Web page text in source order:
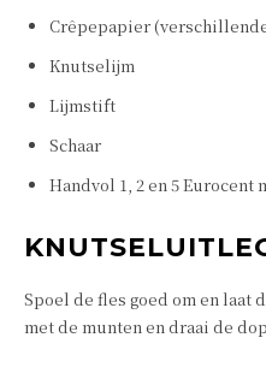
Crêpepapier
Knutselijm
Lijmstift
Schaar
Handvol 1, 2 en 5 Eurocent
Spoel de fles goed om en laat
met de munten en draai de